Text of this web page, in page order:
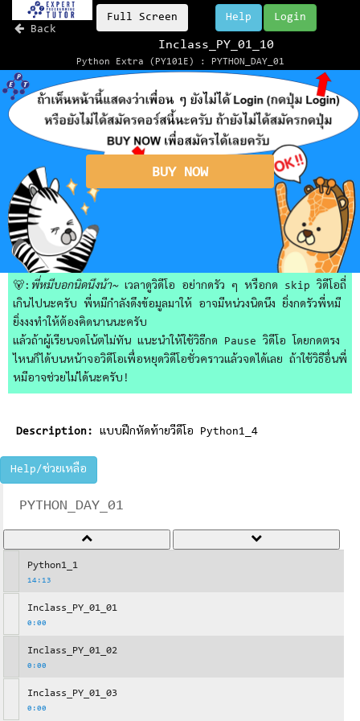
Back
Full Screen Login
Help
Inclass_PY_01_10
Python Extra (PY101E) : PYTHON_DAY_01
BUY NOW
🐻: พี่หมีบอกนิดนึงน้า~เวลาดูวิดีโอ อย่ากดรัว ๆ หรือกด skip วิดีโอถี่
เกินไปนะครับ พี่หมีกำลังดึงข้อมูลมาให้ อาจมีหน่วงนิดนึง ยิ่งกดรัวพี่หมี
ยิ่งงงทำให้ต้องคิดนานนะครับ
แล้วถ้าผู้เรียนจดโน้ตไม่ทัน แนะนำให้ใช้วิธีกด Pause วิดีโอ โดยกดตรง
ไหนก็ได้บนหน้าจอวิดีโอเพื่อหยุดวิดีโอชั่วคราวแล้วจดได้เลย ถ้าใช้วิธีอื่นพี่
หมีอาจช่วยไม่ได้นะครับ!
Description: แบบฝึกหัดท้ายวีดีโอ Python1_4
Help/ช่วยเหลือ
PYTHON_DAY_01
Python1_1
14:13
Inclass_PY_01_01
0:00
Inclass_PY_01_02
0:00
Inclass_PY_01_03
0:00